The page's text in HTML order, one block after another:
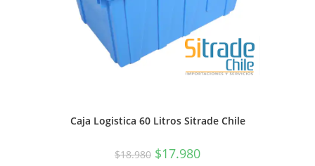
Caja Logistica 60 Litros Sitrade Chile
$18.980 $17.980